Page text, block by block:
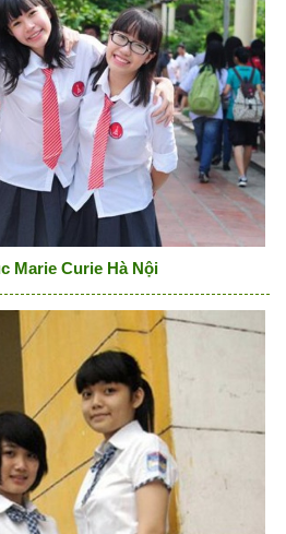
Marie Curie Hà Nội